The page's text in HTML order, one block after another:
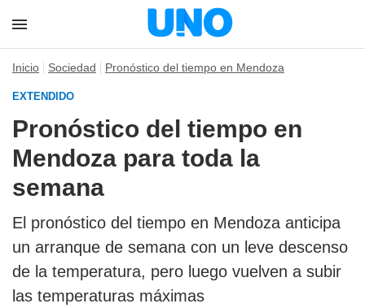
Inicio Sociedad Pronóstico del tiempo en Mendoza
EXTENDIDO
Pronóstico del tiempo en
Mendoza para toda la
semana
El pronóstico del tiempo en Mendoza anticipa
un arranque de semana con un leve descenso
de la temperatura, pero luego vuelven a subir
las temperaturas máximas